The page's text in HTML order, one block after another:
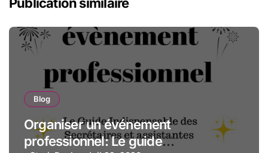
Blog
Organiser un événement
professionnel: Le guide